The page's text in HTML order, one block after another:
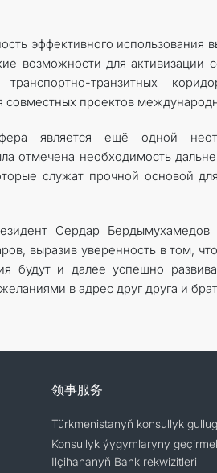
эффективного использования
возможности для активизации
транзитных
проектов
является ещё одной
отмечена необходимость
служат прочной основой
Сердар
выразив уверенность в том,
будут и далее успешно
в адрес друг друга и
领事服务
Türkmenistanyň konsullyk
Konsullyk ýygymlaryny
Ilçihananyň Bank rekwizitleri